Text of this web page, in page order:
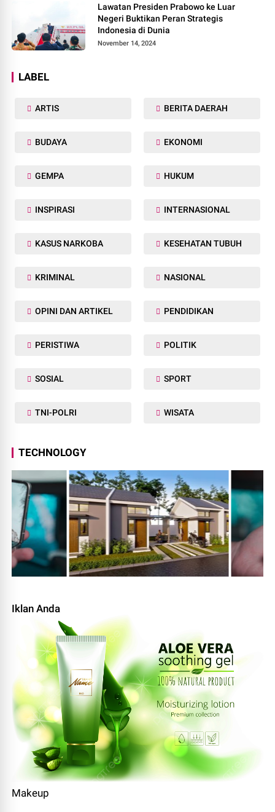
Lawatan Presiden Prabowo ke Luar
Negeri Buktikan Peran Strategis
Indonesia di Dunia
November 14, 2024
LABEL
ARTIS BERITA DAERAH
BUDAYA EKONOMI
GEMPA HUKUM
INSPIRASI INTERNASIONAL
KASUS NARKOBA KESEHATAN TUBUH
KRIMINAL NASIONAL
OPINI DAN ARTIKEL PENDIDIKAN
PERISTIWA POLITIK
SOSIAL SPORT
TNI-POLRI WISATA
TECHNOLOGY
Iklan Anda
Makeup